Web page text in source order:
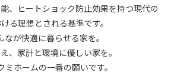
、ヒートショック防止効果を持つ現代の
る理想とされる基準です。
なが快適に暮らせる家を。
、家計と環境に優しい家を。
ミホームの一番の願いです。